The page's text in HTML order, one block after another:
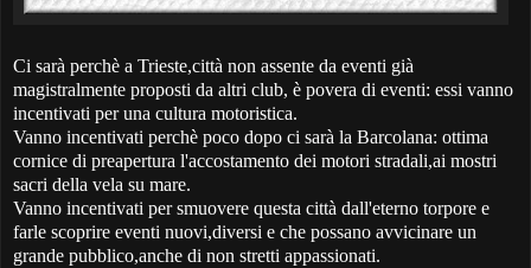
Ci sarà perchè a Trieste,città non assente da eventi già
magistralmente proposti da altri club, è povera di eventi: essi vanno
incentivati per una cultura motoristica.
Vanno incentivati perchè poco dopo ci sarà la Barcolana: ottima
cornice di preapertura l'accostamento dei motori stradali,ai mostri
sacri della vela su mare.
Vanno incentivati per smuovere questa città dall'eterno torpore e
farle scoprire eventi nuovi,diversi e che possano avvicinare un
grande pubblico,anche di non stretti appassionati.